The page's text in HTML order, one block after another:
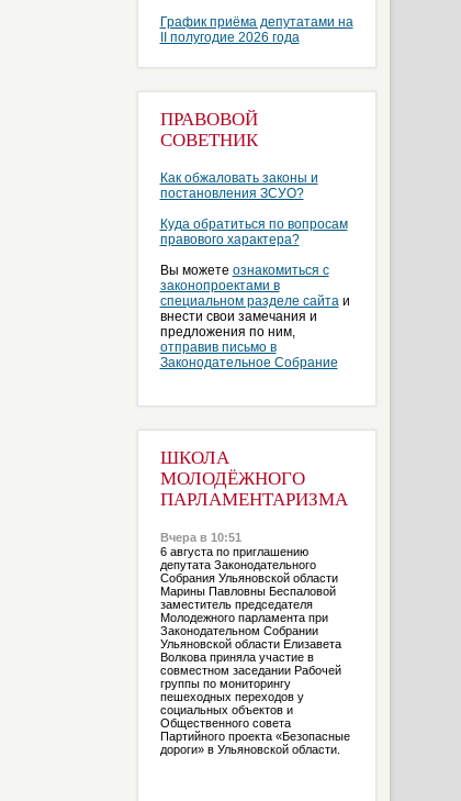
График приёма депутатами на
II полугодие 2026 года
ПРАВОВОЙ
СОВЕТНИК
Как обжаловать законы и
постановления ЗСУО?
Куда обратиться по вопросам
правового характера?
Вы можете ознакомиться с
законопроектами в
специальном разделе сайтаи
внести свои замечания и
предложения по ним,
отправив письмо в
Законодательное Собрание
ШКОЛА
МОЛОДЁЖНОГО
ПАРЛАМЕНТАРИЗМА
Вчера в 10:51
6 августа по приглашению
депутата Законодательного
Собрания Ульяновской области
Марины Павловны Беспаловой
заместитель председателя
Молодежного парламента при
Законодательном Собрании
Ульяновской области Елизавета
Волкова приняла участие в
совместном заседании Рабочей
группы по мониторингу
пешеходных переходов у
социальных объектов и
Общественного совета
Партийного проекта «Безопасные
дороги» в Ульяновской области.